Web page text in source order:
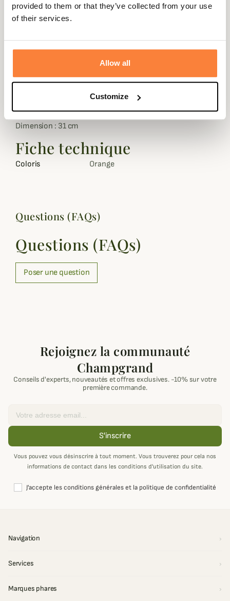
provided to them or that they’ve collected from your use
of their services.
Allow all
Customize
Cette trompe plate est entièrement gainée de cuir à
l'exception de l'embouchure, cette pibole est plus
part sa petite taille et du cuir gainé à la main.
Alexandre Mareuil à doté cette trompe plate d'une lanière
en cuir pour la porter sur l'épaule.
Les cuirs utilisés par le célèbre maroquinier sont de
première qualité et sont fabriqués en France.
Dimension : 31 cm
Fiche technique
Coloris Orange
Questions (FAQs)
Questions (FAQs)
Poser une question
Rejoignez la communauté
Champgrand
Conseils d'experts, nouveautés et offres exclusives. -10% sur votre
première commande.
S'inscrire
Vous pouvez vous désinscrire à tout moment. Vous trouverez pour cela nos
informations de contact dans les conditions d'utilisation du site.
J'accepte les conditions générales et la politique de confidentialité
Navigation
Services
Marques phares